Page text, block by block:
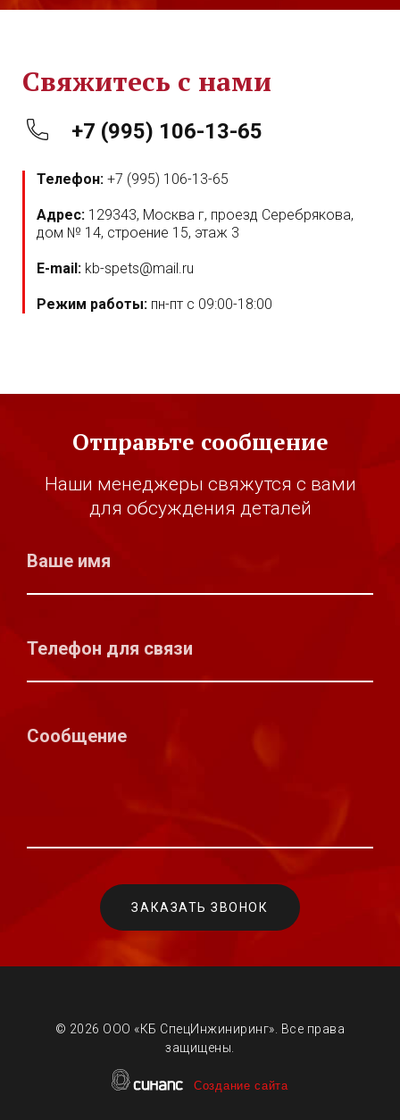
Свяжитесь с нами
+7 (995) 106-13-65
Телефон: +7 (995) 106-13-65
Адрес: 129343, Москва г, проезд Серебрякова,
дом № 14, строение 15, этаж 3
E-mail: kb-spets@mail.ru
Режим работы: пн-пт с 09:00-18:00
Отправьте сообщение
Наши менеджеры свяжутся с вами
для обсуждения деталей
© 2026 ООО «КБ СпецИнжиниринг». Все права
защищены.
Создание сайта